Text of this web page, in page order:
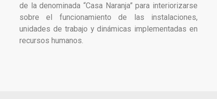
de la denominada “Casa Naranja” para interiorizarse
sobre el funcionamiento de las instalaciones,
unidades de trabajo y dinámicas implementadas en
recursos humanos.